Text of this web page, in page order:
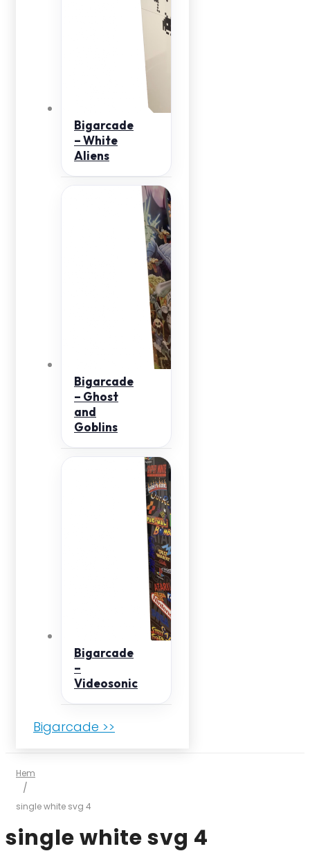
Bigarcade
– White
Aliens
Bigarcade
– Ghost
and
Goblins
Bigarcade
–
Videosonic
Bigarcade >>
Hem
/
single white svg 4
single white svg 4